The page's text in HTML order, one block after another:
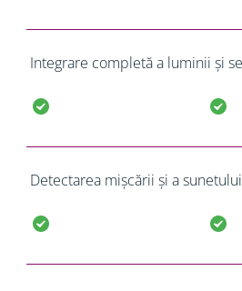
Integrare completă a luminii și
Detectarea mișcării și a sunetului